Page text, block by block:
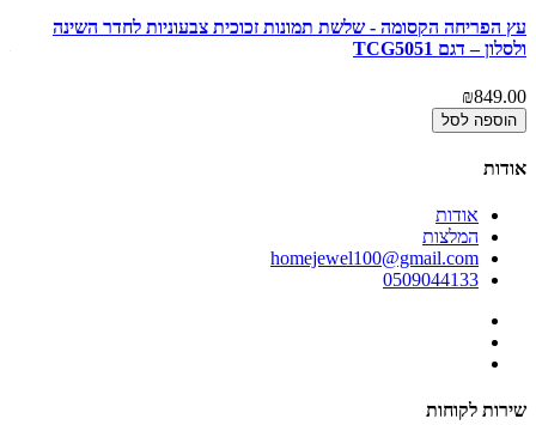
עץ הפריחה הקסומה - שלשת תמונות זכוכית צבעוניות לחדר השינה
ולסלון – דגם TCG5051
₪849.00
הוספה לסל
אודות
אודות
המלצות
homejewel100@gmail.com
0509044133
שירות לקוחות